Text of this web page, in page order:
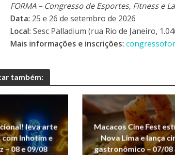
FORMA – Congresso de Esportes, Fitness e
Data: 25 e 26 de setembro de 2026
Local: Sesc Palladium (rua Rio de Janeiro,
Mais informações e inscrições:
também:
leva arte
Inhotim e
– 08 e 09/08
Macacos Cine Fest
Nova Lima e lança
gastronômico – 07/08